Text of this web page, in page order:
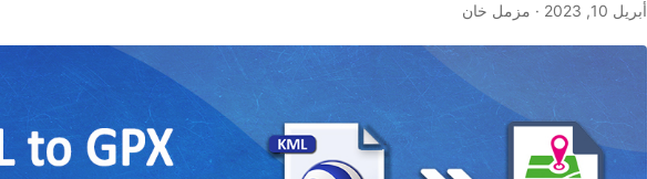
أبريل 10, 2023 · مزمل خان